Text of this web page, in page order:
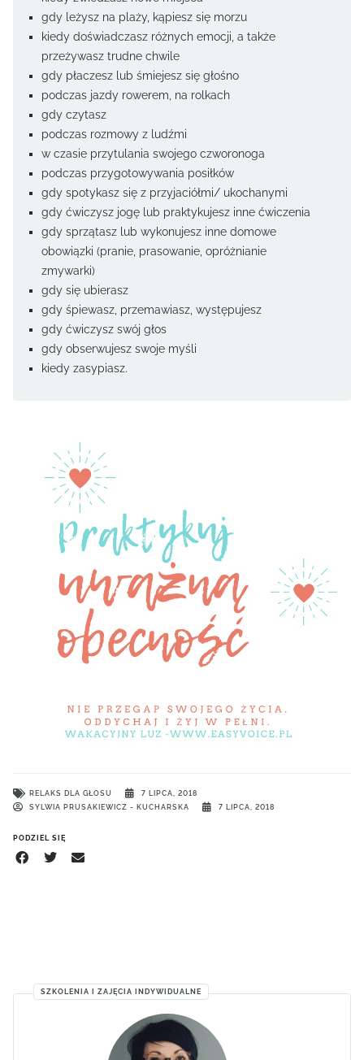
gdy leżysz na plaży, kąpiesz się morzu
kiedy doświadczasz różnych emocji, a także
przeżywasz trudne chwile
gdy płaczesz lub śmiejesz się głośno
podczas jazdy rowerem, na rolkach
gdy czytasz
podczas rozmowy z ludźmi
w czasie przytulania swojego czworonoga
podczas przygotowywania posiłków
gdy spotykasz się z przyjaciółmi/ ukochanymi
gdy ćwiczysz jogę lub praktykujesz inne ćwiczenia
gdy sprzątasz lub wykonujesz inne domowe
obowiązki (pranie, prasowanie, opróżnianie
zmywarki)
gdy się ubierasz
gdy śpiewasz, przemawiasz, występujesz
gdy ćwiczysz swój głos
gdy obserwujesz swoje myśli
kiedy zasypiasz.
RELAKS DLA GŁOSU
7 LIPCA, 2018
SYLWIA PRUSAKIEWICZ - KUCHARSKA
7 LIPCA, 2018
PODZIEL SIĘ
SZKOLENIA I ZAJĘCIA INDYWIDUALNE